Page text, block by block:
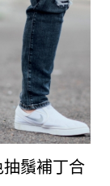
抽鬚補丁合